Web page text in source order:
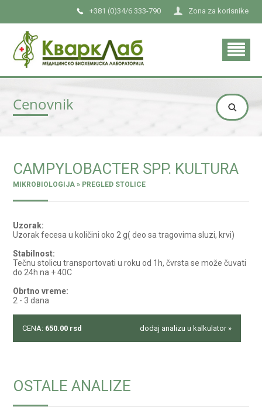
Zona za korisnike
+381 (0)34/6 333-790
Cenovnik
CAMPYLOBACTER SPP. KULTURA
MIKROBIOLOGIJA » PREGLED STOLICE
Uzorak:
Uzorak fecesa u količini oko 2 g( deo sa tragovima sluzi, krvi)
Stabilnost:
Tečnu stolicu transportovati u roku od 1h, čvrsta se može čuvati
do 24h na + 40C
Obrtno vreme:
2 - 3 dana
CENA: 650.00 rsd dodaj analizu u kalkulator »
OSTALE ANALIZE